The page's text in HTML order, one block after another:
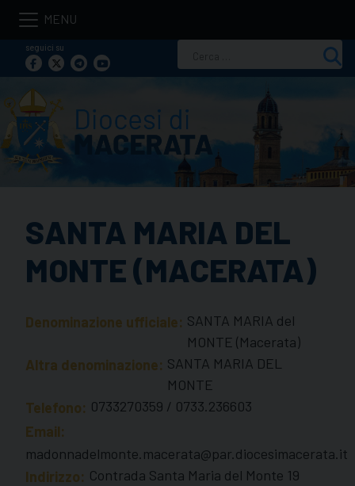
Skip
contentseguici su
per:
SANTA MARIA DEL
MONTE (MACERATA)
Denominazione ufficiale: SANTA MARIA del
MONTE (Macerata)
Altra denominazione: SANTA MARIA DEL
MONTE
Telefono: 0733270359 / 0733.236603
Email:
madonnadelmonte.macerata@par.diocesimacerata.it
Indirizzo: Contrada Santa Maria del Monte 19